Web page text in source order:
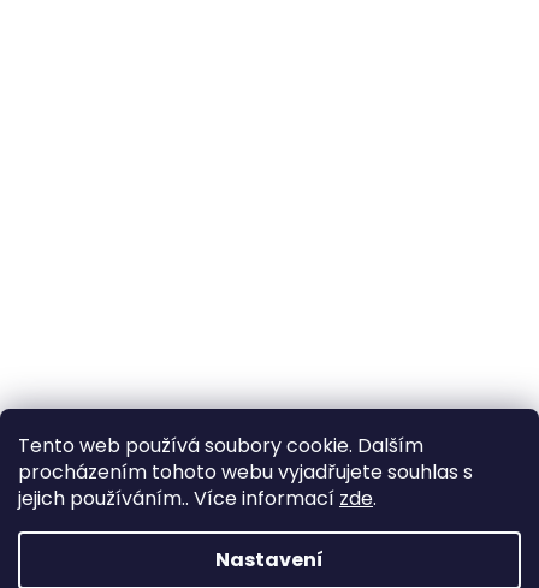
Tento web používá soubory cookie. Dalším
procházením tohoto webu vyjadřujete souhlas s
jejich používáním.. Více informací zde.
Nastavení